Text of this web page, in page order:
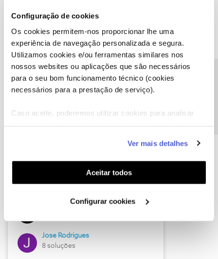
Configuração de cookies
Os cookies permitem-nos proporcionar lhe uma
experiência de navegação personalizada e segura.
Utilizamos cookies e/ou ferramentas similares nos
nossos websites ou aplicações que são necessários
para o seu bom funcionamento técnico (cookies
necessários para a prestação de serviço).
Caso aceite, poderemos utilizar cookies para analisar
funcionalidades (cookies de personalização e
funcionalidade) e adaptar anúncios aos seus interesses
(cookies de publicidade personalizada). Pode gerir a
utilização dos cookies clicando em "Configurar
Ver mais detalhes
Aceitar todos
Configurar cookies
Descubra as novidades de junho
Hall of Fame de junho
Jose Rodrigues
8 soluções